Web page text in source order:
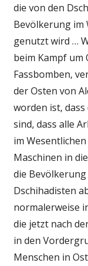
die von den
Bevölkerung im
genutzt wird …
beim Kampf um
Fassbomben,
der Osten von
worden ist,
sind, dass alle
im
Maschinen in
die
Dschihadisten
normalerweise
die jetzt nach
in den
Menschen in